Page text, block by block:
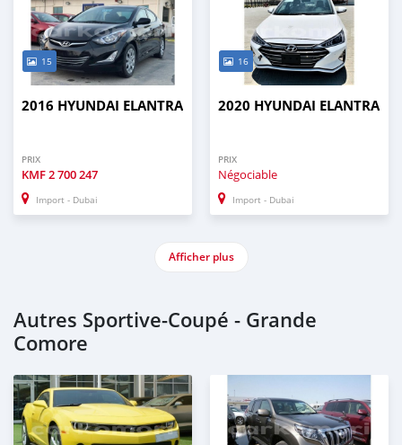
15
2016 HYUNDAI ELANTRA
PRIX
KMF2 700 247
Import - Dubai
16
2020 HYUNDAI ELANTRA
PRIX
Négociable
Import - Dubai
Afficher plus
Autres Sportive‒Coupé - Grande
Comore